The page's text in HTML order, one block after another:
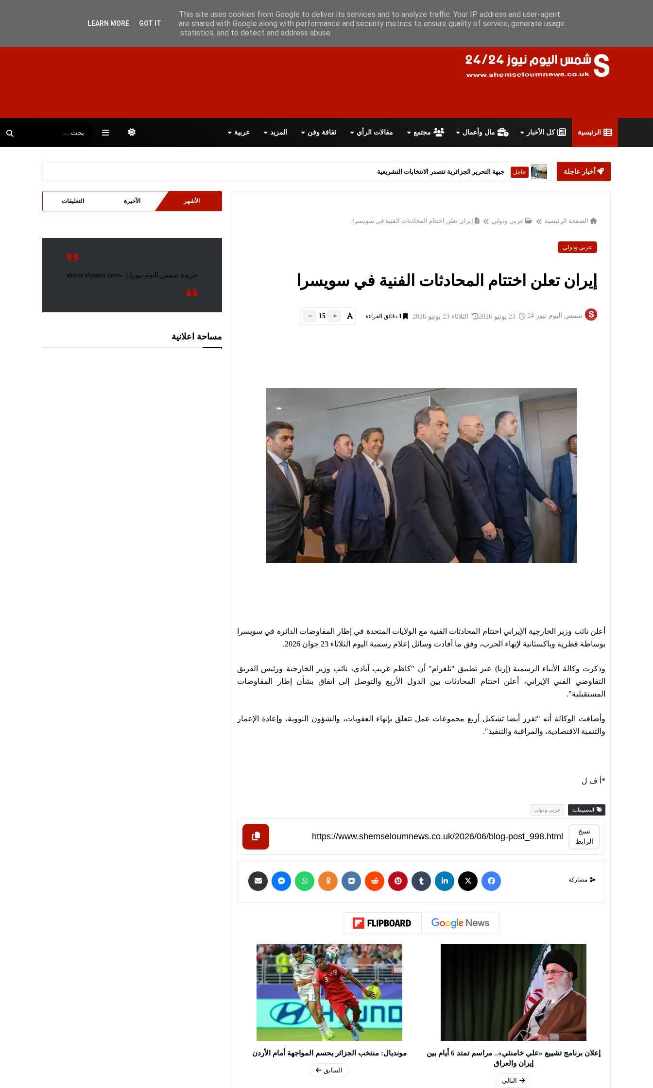
سياسة الخصوصية اتفاقية الاستخدام أعلن معانا اتصل بنا اقرأ الصحيفة PDF
الرئيسية كل الأخبار مال وأعمال مجتمع مقالات الرأي ثقافة وفن المزيد عربية
أخبار عاجلة عاجل ستارمر يعلن استقالته من رئاسة الحكومة البريطانية
الصفحة الرئيسية عربي ودولي إيران تعلن اختتام المحادثات الفنية في سويسرا
عربي ودولي
إيران تعلن اختتام المحادثات الفنية في سويسرا
شمس اليوم نيوز 24 الثلاثاء 23 يونيو 2026 1 دقائق القراءة 15
أعلن نائب وزير الخارجية الإيراني اختتام المحادثات الفنية مع الولايات المتحدة في إطار المفاوضات الدائرة في سويسرا
بوساطة قطرية وباكستانية لإنهاء الحرب، وفق ما أفادت وسائل إعلام رسمية اليوم الثلاثاء 23 جوان 2026.
وذكرت وكالة الأنباء الرسمية (إرنا) عبر تطبيق "تلغرام" أن "كاظم غريب آبادي، نائب وزير الخارجية ورئيس الفريق
التفاوضي الفني الإيراني، أعلن اختتام المحادثات بين الدول الأربع والتوصل إلى اتفاق بشأن إطار المفاوضات
المستقبلية".
وأضافت الوكالة أنه "تقرر أيضا تشكيل أربع مجموعات عمل تتعلق بإنهاء العقوبات، والشؤون النووية، وإعادة الإعمار
والتنمية الاقتصادية، والمراقبة والتنفيذ".
*أ ف ل
التصنيفات: عربي ودولي
نسخ
الرابط
مشاركة
إعلان برنامج تشييع «علي خامنئي».. مراسم تمتد 6 أيام بين
إيران والعراق
التالي
مونديال: منتخب الجزائر يحسم المواجهة أمام الأردن
السابق
الأشهر الأخيرة التعليقات
مساحة اعلانية
This site uses cookies from Google to deliver its services and to analyze traffic. Your IP address and user-agent
are shared with Google along with performance and security metrics to ensure quality of service, generate usage
statistics, and to detect and address abuse.
LEARN MORE GOT IT